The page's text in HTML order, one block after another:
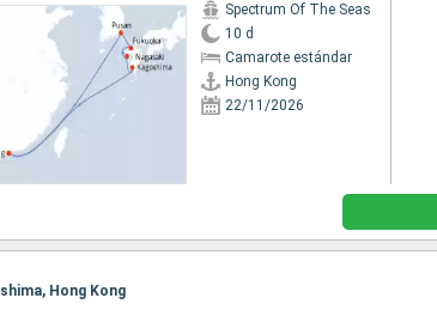
Spectrum Of The Seas
10 d
Camarote estándar
Hong Kong
22/11/2026
Hong Kong